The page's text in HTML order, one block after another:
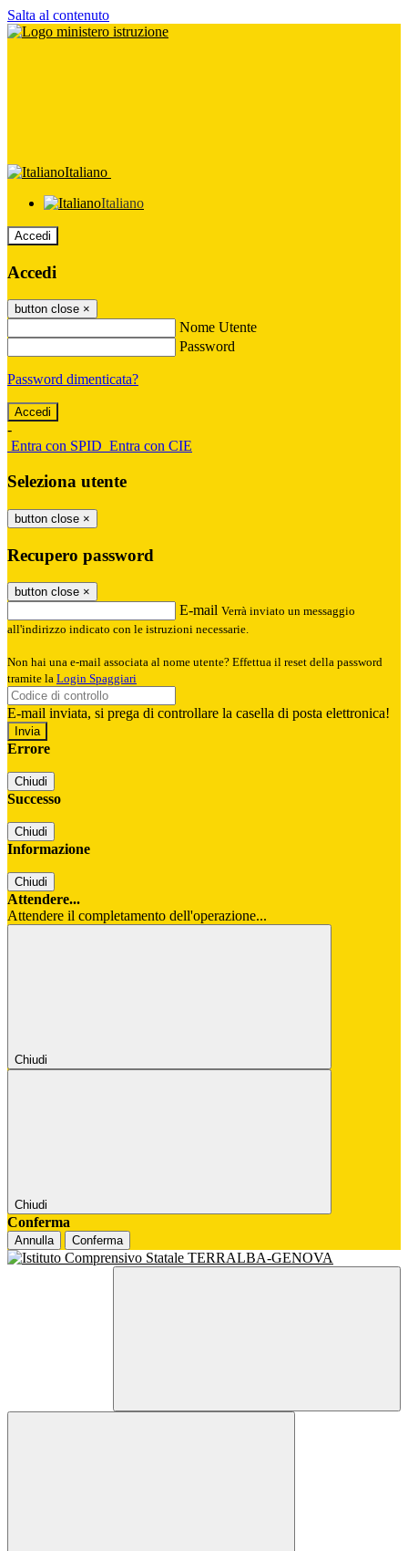
Salta al contenuto
Italiano
Italiano
Accedi
Accedi
button close ×
Nome Utente
Password
Password dimenticata?
-
Entra con SPID Entra con CIE
Seleziona utente
button close ×
Recupero password
button close ×
E-mail Verrà inviato un messaggio
all'indirizzo indicato con le istruzioni necessarie.
Non hai una e-mail associata al nome utente? Effettua il reset della password
tramite la Login Spaggiari
E-mail inviata, si prega di controllare la casella di posta elettronica!
Errore
Chiudi
Successo
Chiudi
Informazione
Chiudi
Attendere...
Attendere il completamento dell'operazione...
Chiudi
Chiudi
Conferma
Annulla Conferma